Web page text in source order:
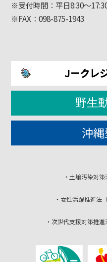
※受付時間：平日8:30～
※FAX：098-875-1943
J－クレ
野生
沖
・土壌汚染対
・女性活躍推進法
・次世代支援対策推進